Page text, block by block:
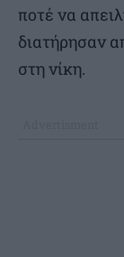
ποτέ να
διατήρησαν
στη νίκη.